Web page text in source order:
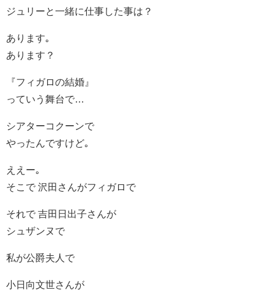
ジュリーと一緒に仕事した事は？
あります｡
あります？
『フィガロの結婚』
っていう舞台で…
シアターコクーンで
やったんですけど｡
ええー｡
そこで 沢田さんがフィガロで
それで 吉田日出子さんが
シュザンヌで
私が公爵夫人で
小日向文世さんが